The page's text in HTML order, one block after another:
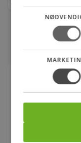
Om produktet
S&P SILENT-
indstillelig
SILENT-300
ventilator i
badeværelser,